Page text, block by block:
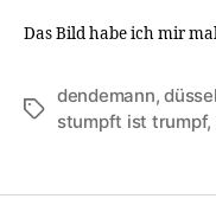
Das Bild habe ich mir
Schlagwörter
dendemann,
stumpft ist trumpf,